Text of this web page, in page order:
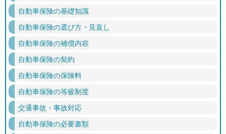
自動車保険の基礎知識
自動車保険の選び方・見直し
自動車保険の補償内容
自動車保険の契約
自動車保険の保険料
自動車保険の等級制度
交通事故・事故対応
自動車保険の必要書類